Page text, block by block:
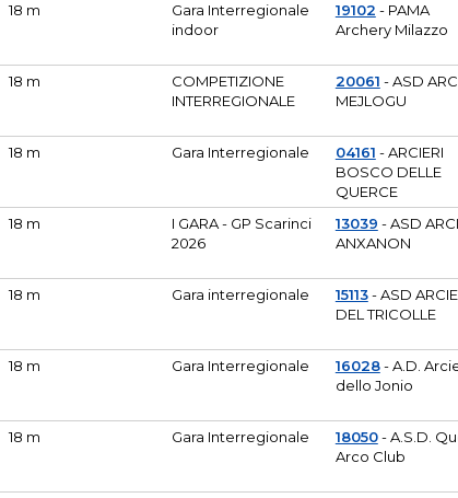
18 m
Gara Interregionale
indoor
19102 - PAMA
Archery Milazzo
18 m
COMPETIZIONE
INTERREGIONALE
20061 - ASD
MEJLOGU
18 m Gara Interregionale 04161 - ARCIERI
BOSCO DELLE
QUERCE
18 m
I GARA - GP Scarinci
2026
13039 - ASD
ANXANON
18 m Gara interregionale 15113- ASD
DEL TRICOLLE
18 m Gara Interregionale 16028- A.D.
dello Jonio
18 m Gara Interregionale 18050- A.S.D.
Arco Club